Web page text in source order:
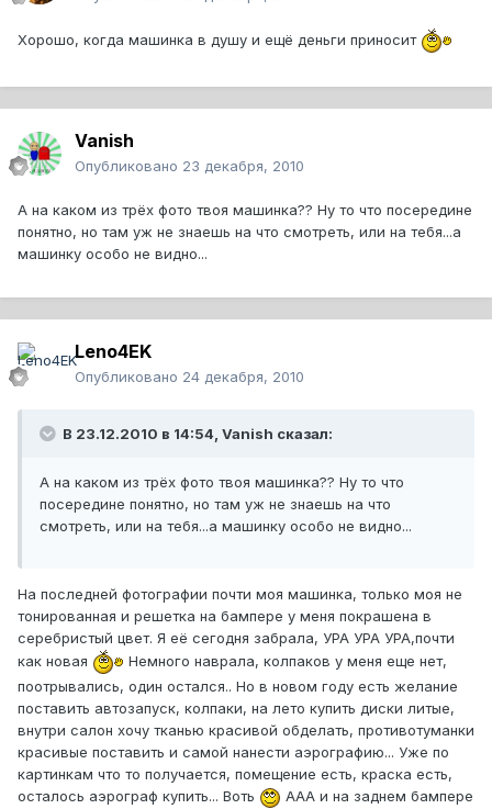
Хорошо, когда машинка в душу и ещё деньги приносит
Vanish
Опубликовано 23 декабря, 2010
А на каком из трёх фото твоя машинка?? Ну то что посередине
понятно, но там уж не знаешь на что смотреть, или на тебя...а
машинку особо не видно...
Leno4EK
Опубликовано 24 декабря, 2010
В 23.12.2010 в 14:54, Vanish сказал:
А на каком из трёх фото твоя машинка?? Ну то что
посередине понятно, но там уж не знаешь на что
смотреть, или на тебя...а машинку особо не видно...
На последней фотографии почти моя машинка, только моя не
тонированная и решетка на бампере у меня покрашена в
серебристый цвет. Я её сегодня забрала, УРА УРА УРА,почти
как новая
Немного наврала, колпаков у меня еще нет,
поотрывались, один остался.. Но в новом году есть желание
поставить автозапуск, колпаки, на лето купить диски литые,
внутри салон хочу тканью красивой обделать, противотуманки
красивые поставить и самой нанести аэрографию... Уже по
картинкам что то получается, помещение есть, краска есть,
осталось аэрограф купить... Воть
ААА и на заднем бампере